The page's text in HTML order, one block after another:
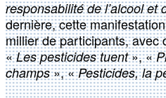
responsabilité de l’alcool et
dernière, cette
millier de participants, avec
«Les pesticides tuent», «
champs», «Pesticides, la